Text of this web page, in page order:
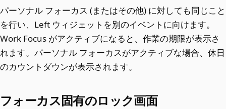
パーソナル フォーカス (またはその他) に対しても同じこと
を行い、Left ウィジェットを別のイベントに向けます。
Work Focus がアクティブになると、作業の期限が表示さ
れます。パーソナル フォーカスがアクティブな場合、休日
のカウントダウンが表示されます。
フォーカス固有のロック画面